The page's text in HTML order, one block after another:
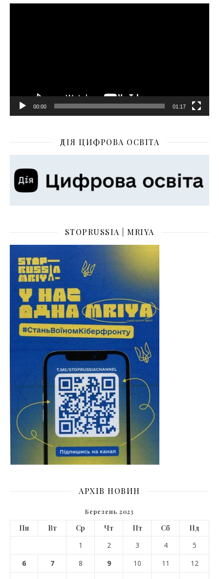
00:00 01:17
ДІЯ ЦИФРОВА ОСВІТА
STOPRUSSIA | MRIYA
АРХІВ НОВИН
Березень 2023
Пн Вт Ср Чт Пт Сб
Нд
1
2 3 4
5
6
7 8 9 10 11
12